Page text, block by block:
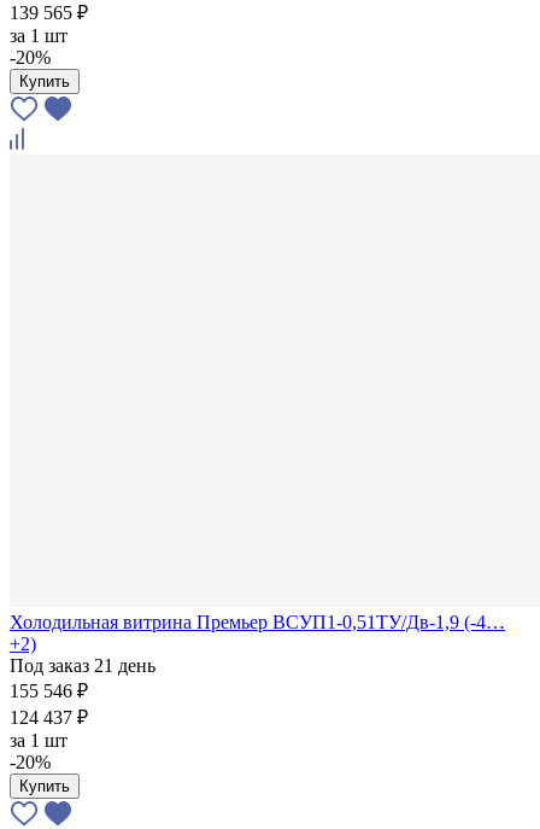
139 565 ₽
за 1 шт
-20%
Купить
Холодильная витрина Премьер ВСУП1-0,51ТУ/Дв-1,9 (-4…
+2)
Под заказ 21 день
155 546 ₽
124 437 ₽
за 1 шт
-20%
Купить